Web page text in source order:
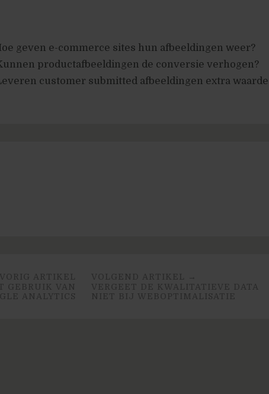
geven e-commerce sites hun afbeeldingen weer?
productafbeeldingen de conversie verhogen?
customer submitted afbeeldingen extra waarde
VOLGEND ARTIKEL →
VERGEET DE KWALITATIEVE DATA
NIET BIJ WEBOPTIMALISATIE
ARTIKEL
GEBRUIK VAN
ANALYTICS